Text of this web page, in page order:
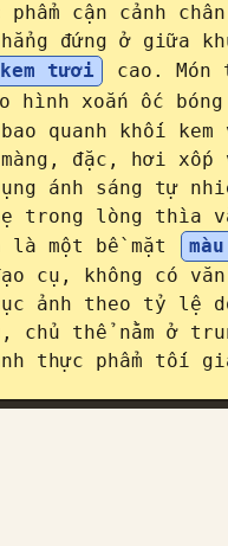
cận cảnh
đứng ở giữa
kem tươi
cao. Món
hình xoắn ốc
quanh khối kem
đặc, hơi
ánh sáng tự
trong lòng thìa
là một bề mặt
cụ, không có
ảnh theo tỷ lệ
chủ thể nằm ở
thực phẩm tối